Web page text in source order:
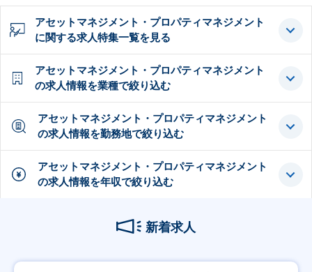
アセットマネジメント・プロパティマネジメント
に関する求人特集一覧を見る
アセットマネジメント・プロパティマネジメント
の求人情報を業種で絞り込む
アセットマネジメント・プロパティマネジメント
の求人情報を勤務地で絞り込む
アセットマネジメント・プロパティマネジメント
の求人情報を年収で絞り込む
新着求人